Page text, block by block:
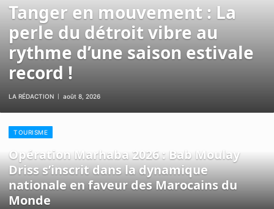
Tanger en mouvement : La
perle du détroit vibre au
rythme d’une saison estivale
record !
LA RÉDACTION août 8, 2026
TOURISME
Opération Marhaba 2026 : Bab Moulay
Driss s’inscrit dans la dynamique
nationale en faveur des Marocains du
Monde